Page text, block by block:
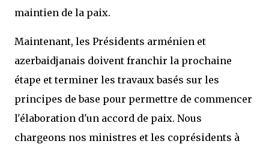
maintien de la paix.
Maintenant, les Présidents arménien et
azerbaidjanais doivent franchir la prochaine
étape et terminer les travaux basés sur les
principes de base pour permettre de commencer
l'élaboration d'un accord de paix. Nous
chargeons nos ministres et les coprésidents à